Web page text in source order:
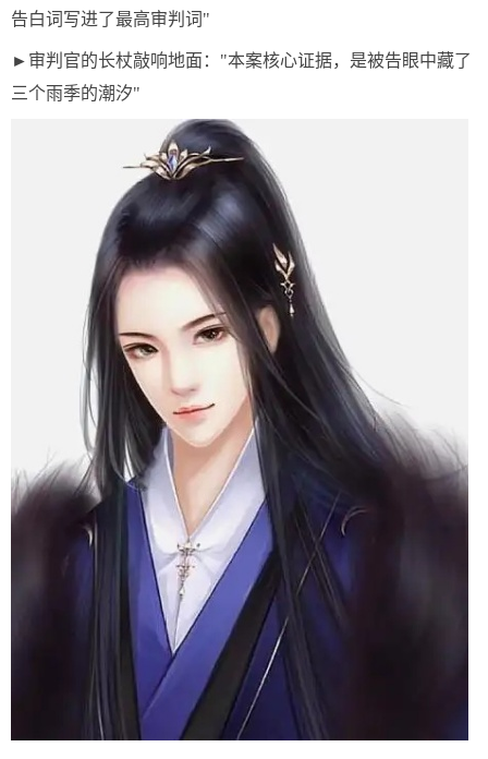
告白词写进了最高审判词"
►审判官的长杖敲响地面："本案核心证据，是被告眼中藏了
三个雨季的潮汐"